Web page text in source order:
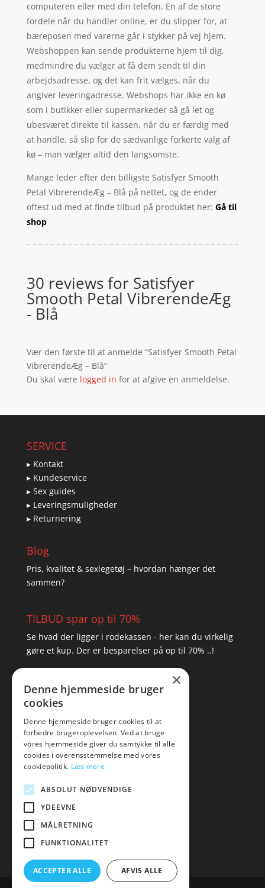
computeren eller med din telefon. En af de store
fordele når du handler online, er du slipper for, at
bæreposen med varerne går i stykker på vej hjem.
Webshoppen kan sende produkterne hjem til dig,
medmindre du vælger at få dem sendt til din
arbejdsadresse, og det kan frit vælges, når du
angiver leveringadresse. Webshops har ikke en kø
som i butikker eller supermarkeder så gå let og
ubesværet direkte til kassen, når du er færdig med
at handle, så slip for de sædvanlige forkerte valg af
kø – man vælger altid den langsomste.
Mange leder efter den billigste Satisfyer Smooth
Petal VibrerendeÆg – Blå på nettet, og de ender
oftest ud med at finde tilbud på produktet her: Gå til
shop
30 reviews for Satisfyer
Smooth Petal VibrerendeÆg
- Blå
Vær den første til at anmelde “Satisfyer Smooth Petal
VibrerendeÆg – Blå”
Du skal være logged in for at afgive en anmeldelse.
SERVICE
▸ Kontakt
▸ Kundeservice
▸ Sex guides
▸ Leveringsmuligheder
▸ Returnering
Blog
Pris, kvalitet & sexlegetøj – hvordan hænger det
sammen?
TILBUD spar op til 70%
Se hvad der ligger i rodekassen - her kan du virkelig
gøre et kup. Der er besparelser på op til 70% ..!
Tlf: 7876 8672
Mail: hej@amare.dk
×
Denne hjemmeside bruger
cookies
Denne hjemmeside bruger cookies til at
forbedre brugeroplevelsen. Ved at bruge
vores hjemmeside giver du samtykke til alle
cookies i overensstemmelse med vores
cookiepolitik. Læs mere
ABSOLUT NØDVENDIGE
YDEEVNE
MÅLRETNING
FUNKTIONALITET
ACCEPTER ALLE AFVIS ALLE